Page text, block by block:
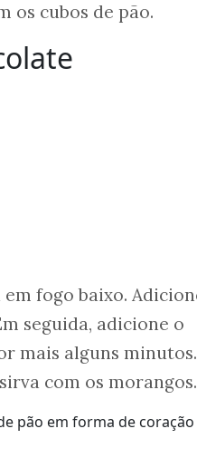
os cubos de pão.
fogo baixo.
seguida, adicione o
mais alguns minutos.
com os